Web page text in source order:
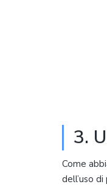
3.
Come
dell’uso